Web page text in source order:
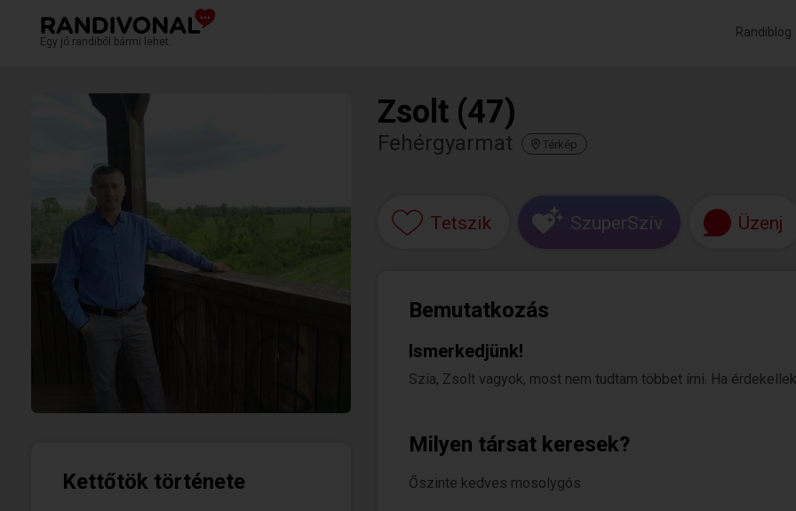
Egy jó randiból bármi lehet.
Randiblog
Kettőtök története
Zsolt (47)
Fehérgyarmat Térkép
Tetszik SzuperSzív Üzenj
Bemutatkozás
Ismerkedjünk!
Szia, Zsolt vagyok, most nem tudtam többet írni. Ha
Milyen társat keresek?
Őszinte kedves mosolygós